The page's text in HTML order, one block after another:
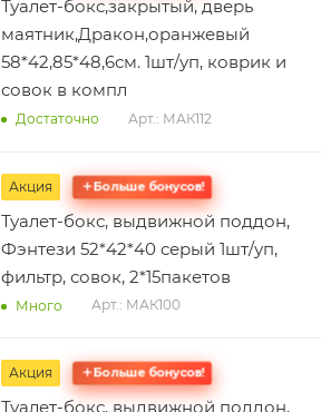
Туалет-бокс,закрытый, дверь
маятник,Дракон,оранжевый
58*42,85*48,6см. 1шт/уп, коврик и
совок в компл
Достаточно Арт.: МАК112
Акция Больше бонусов!
Туалет-бокс, выдвижной поддон,
Фэнтези 52*42*40 серый 1шт/уп,
фильтр, совок, 2*15пакетов
Много Арт.: МАК100
Акция Больше бонусов!
Туалет-бокс, выдвижной поддон,